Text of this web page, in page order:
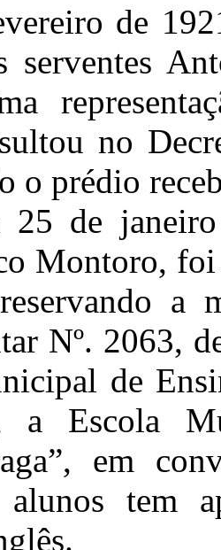
de
serventes
no
o prédio
25 de
Montoro,
a
Nº. 2063,
de
a Escola
em
tem